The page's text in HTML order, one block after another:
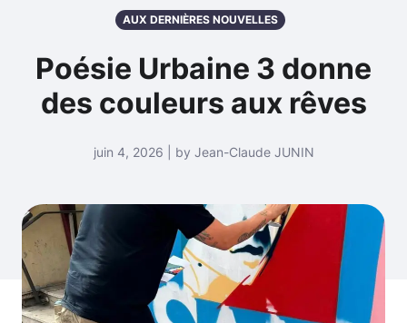
AUX DERNIÈRES NOUVELLES
Poésie Urbaine 3 donne
des couleurs aux rêves
juin 4, 2026 | by Jean-Claude JUNIN